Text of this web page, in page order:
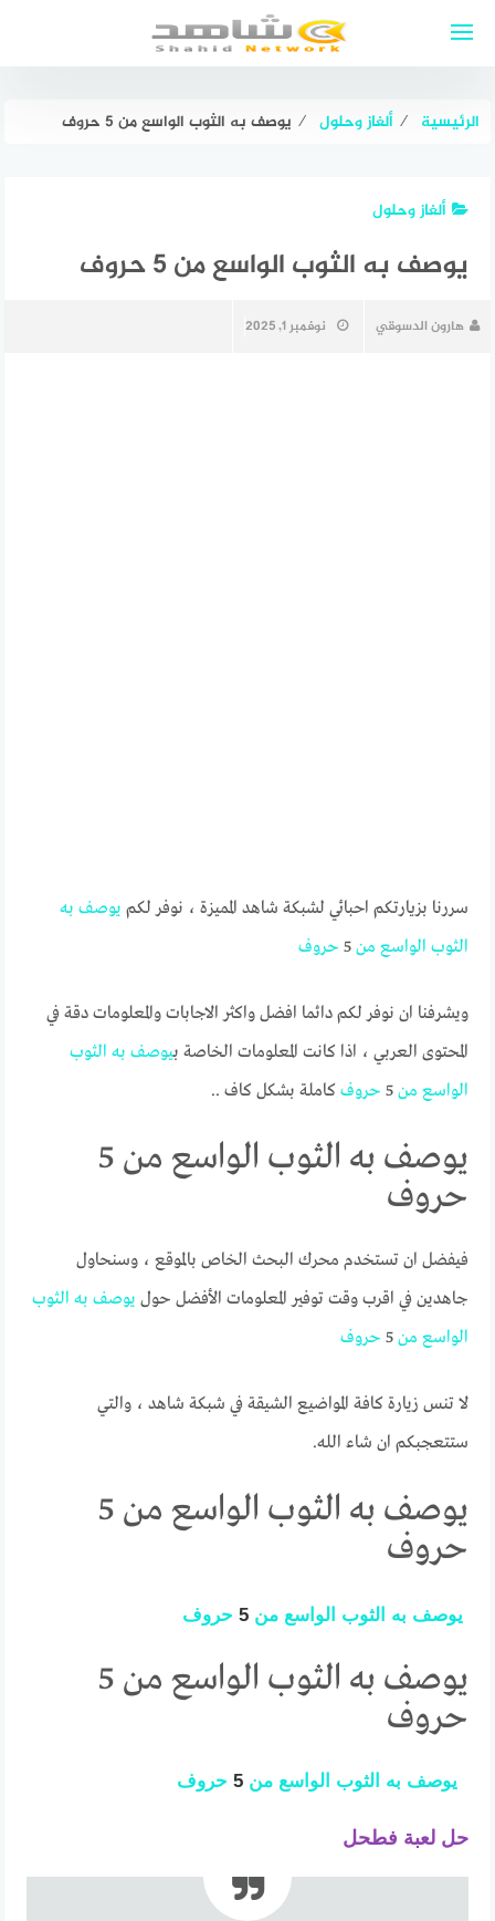
الرئيسية ⁄ ألغاز وحلول ⁄ يوصف به الثوب الواسع من 5 حروف
ألغاز وحلول
يوصف به الثوب الواسع من 5 حروف
هارون الدسوقي نوفمبر 1, 2025
سررنا بزيارتكم احبائي لشبكة شاهد المميزة ، نوفر لكم يوصف به
الثوب الواسع من 5 حروف
ويشرفنا ان نوفر لكم دائما افضل واكثر الاجابات والمعلومات دقة في
المحتوى العربي ، اذا كانت المعلومات الخاصة بيوصف به الثوب
الواسع من 5 حروف كاملة بشكل كاف ..
يوصف به الثوب الواسع من 5
حروف
فيفضل ان تستخدم محرك البحث الخاص بالموقع ، وسنحاول
جاهدين في اقرب وقت توفير المعلومات الأفضل حول يوصف به الثوب
الواسع من 5 حروف
لا تنس زيارة كافة المواضيع الشيقة في شبكة شاهد ، والتي
ستتعجبكم ان شاء الله.
يوصف به الثوب الواسع من 5
حروف
يوصف به الثوب الواسع من 5 حروف
يوصف به الثوب الواسع من 5
حروف
يوصف به الثوب الواسع من 5 حروف
حل لعبة فطحل